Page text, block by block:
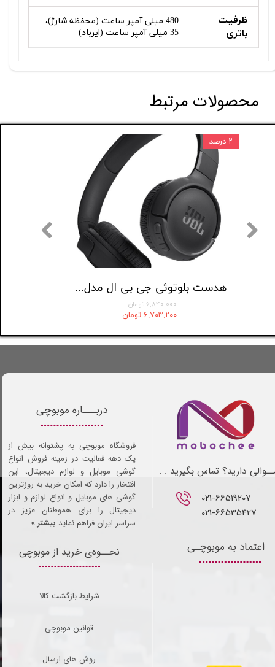
ظرفیت
باتری
480 میلی آمپر ساعت (محفظه شارژ)،
35 میلی آمپر ساعت (ایرباد)
محصولات مرتبط
هدست بلوتوثی جی بی ال مدل Tune 520
۶,۸۴۰,۰۰۰ تومان
۶,۷۰۳,۲۰۰ تومان
۲ درصد
021-66519207​​​​​​​
021-66535427
دارید؟ تماس بگیرید . .
نحــوه‌ی خرید از موبوچی
شرایط بازگشت کالا
قوانین موبوچی
روش های ارسال
اعتماد به موبوچـی
دربـــاره موبوچی
فروشگاه موبوچی به پشتوانه بیش از
یک دهه فعالیت در زمینه فروش انواع
گوشی موبایل و لوازم دیجیتال، این
افتخار را دارد که امکان خرید به روزترین
گوشی های موبایل و انواع لوازم و ابزار
دیجیتال را برای هموطنان عزیز در
سراسر ایران فراهم نماید.بیشتر »